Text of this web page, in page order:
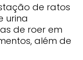
de ratos
urina
de roer em
além de